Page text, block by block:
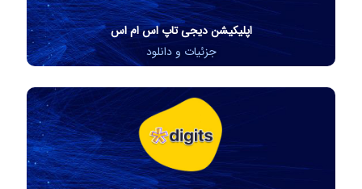
اپلیکیشن دیجی تاپ اس ام اس
جزئیات و دانلود